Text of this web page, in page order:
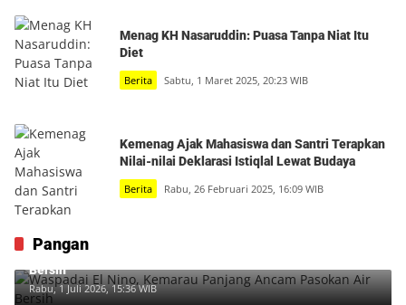
Menag KH Nasaruddin: Puasa Tanpa Niat Itu
Diet
Berita Sabtu, 1 Maret 2025, 20:23 WIB
Kemenag Ajak Mahasiswa dan Santri Terapkan
Nilai-nilai Deklarasi Istiqlal Lewat Budaya
Berita Rabu, 26 Februari 2025, 16:09 WIB
Pangan
Waspadai El Nino, Kemarau Panjang Ancam Pasokan Air
Bersih
Rabu, 1 Juli 2026, 15:36 WIB